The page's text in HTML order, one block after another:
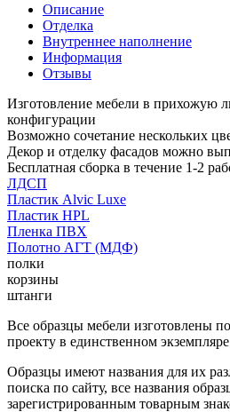
Описание
Отделка
Внутреннее наполнение
Информация
Отзывы
Изготовление мебели в прихожую
конфигурации
Возможно сочетание нескольких
Декор и отделку фасадов можно
Бесплатная сборка в течение 1-2
ЛДСП
Пластик Alvic Luxe
Пластик HPL
Пленка ПВХ
Полотно АГТ (МДФ)
полки
корзины
штанги
Все образцы мебели изготовлены
проекту в единственном
Образцы имеют названия для их
поиска по сайту, все названия
зарегистрированным товарным